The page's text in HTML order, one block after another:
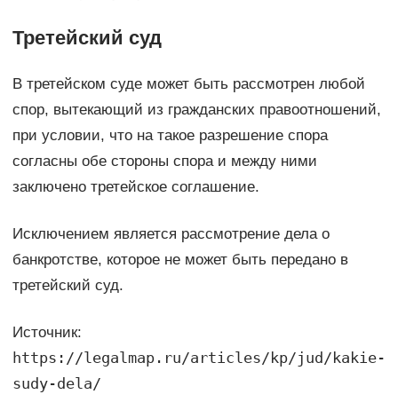
Третейский суд
В третейском суде может быть рассмотрен любой
спор, вытекающий из гражданских правоотношений,
при условии, что на такое разрешение спора
согласны обе стороны спора и между ними
заключено третейское соглашение.
Исключением является рассмотрение дела о
банкротстве, которое не может быть передано в
третейский суд.
Источник:
https://legalmap.ru/articles/kp/jud/kakie-
sudy-dela/